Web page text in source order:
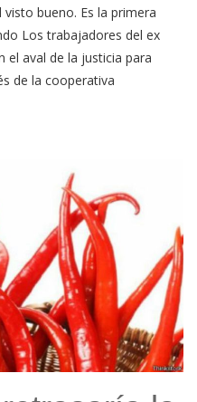
bueno. Es la primera
Los trabajadores del ex
el aval de la justicia para
de la cooperativa